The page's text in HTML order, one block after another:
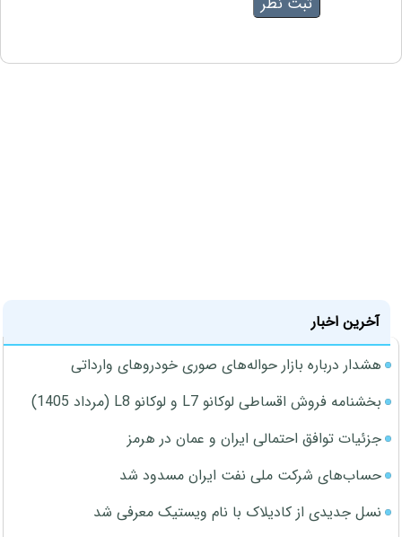
آخرین اخبار
هشدار درباره بازار حواله‌های صوری خودروهای وارداتی
بخشنامه فروش اقساطی لوکانو L7 و لوکانو L8 (مرداد 1405)
جزئیات توافق احتمالی ایران و عمان در هرمز
حساب‌های شرکت ملی نفت ایران مسدود شد
نسل جدیدی از کادیلاک با نام ویستیک معرفی شد